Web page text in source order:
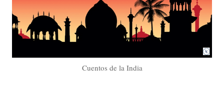
Cuentos de la India